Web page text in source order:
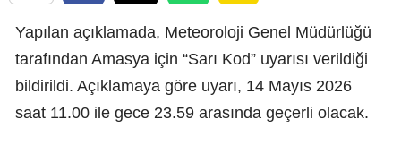
Yapılan açıklamada, Meteoroloji Genel Müdürlüğü
tarafından Amasya için “Sarı Kod” uyarısı verildiği
bildirildi. Açıklamaya göre uyarı, 14 Mayıs 2026
saat 11.00 ile gece 23.59 arasında geçerli olacak.